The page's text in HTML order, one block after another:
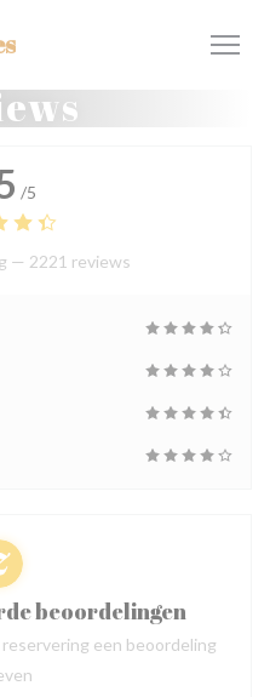
/5
— 2221 reviews
beoordelingen
een beoordeling